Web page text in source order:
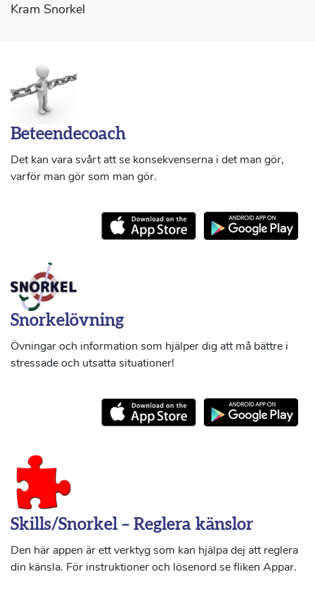
Kram Snorkel
Beteendecoach
Det kan vara svårt att se konsekvenserna i det man gör,
varför man gör som man gör.
Snorkelövning
Övningar och information som hjälper dig att må bättre i
stressade och utsatta situationer!
Skills/Snorkel – Reglera känslor
Den här appen är ett verktyg som kan hjälpa dej att reglera
din känsla. För instruktioner och lösenord se fliken Appar.